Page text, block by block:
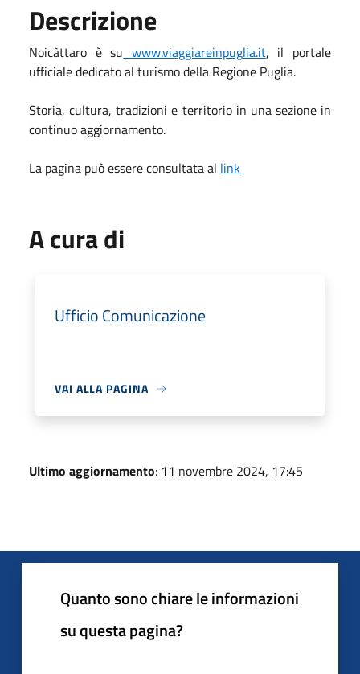
Descrizione
Noicàttaro è su www.viaggiareinpuglia.it, il portale
ufficiale dedicato al turismo della Regione Puglia.
Storia, cultura, tradizioni e territorio in una sezione in
continuo aggiornamento.
La pagina può essere consultata al link
A cura di
Ufficio Comunicazione
VAI ALLA PAGINA
Ultimo aggiornamento: 11 novembre 2024, 17:45
Quanto sono chiare le informazioni
su questa pagina?